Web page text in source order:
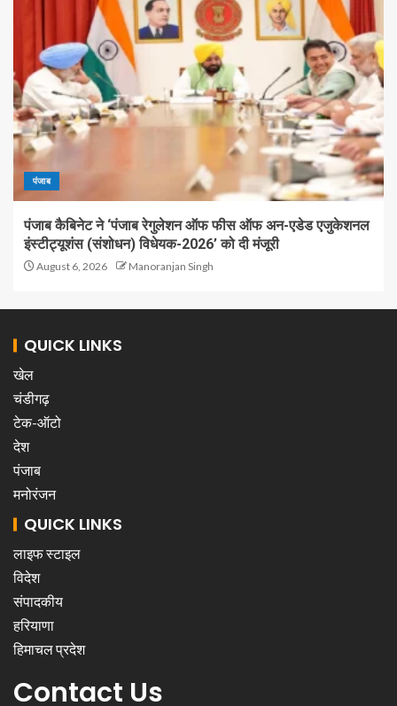
पंजाब
पंजाब कैबिनेट ने ‘पंजाब रेगुलेशन ऑफ फीस ऑफ अन-एडेड एजुकेशनल
इंस्टीट्यूशंस (संशोधन) विधेयक-2026’ को दी मंजूरी
August 6, 2026 Manoranjan Singh
QUICK LINKS
खेल
चंडीगढ़
टेक-ऑटो
देश
पंजाब
मनोरंजन
QUICK LINKS
लाइफ स्टाइल
विदेश
संपादकीय
हरियाणा
हिमाचल प्रदेश
Contact Us